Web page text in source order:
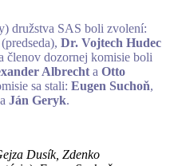
družstva SAS boli zvolení:
(predseda), Dr. Vojtech Hudec
členov dozornej komisie boli
Albrecht a Otto
sa stali: Eugen Suchoň,
a Ján Geryk.
Dusík, Zdenko